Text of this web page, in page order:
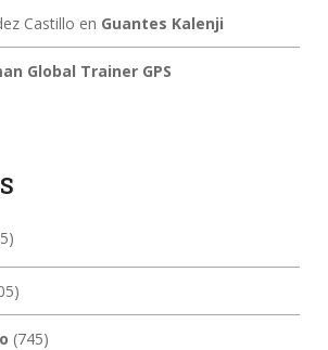
Castillo en Guantes Kalenji
Global Trainer GPS
(745)